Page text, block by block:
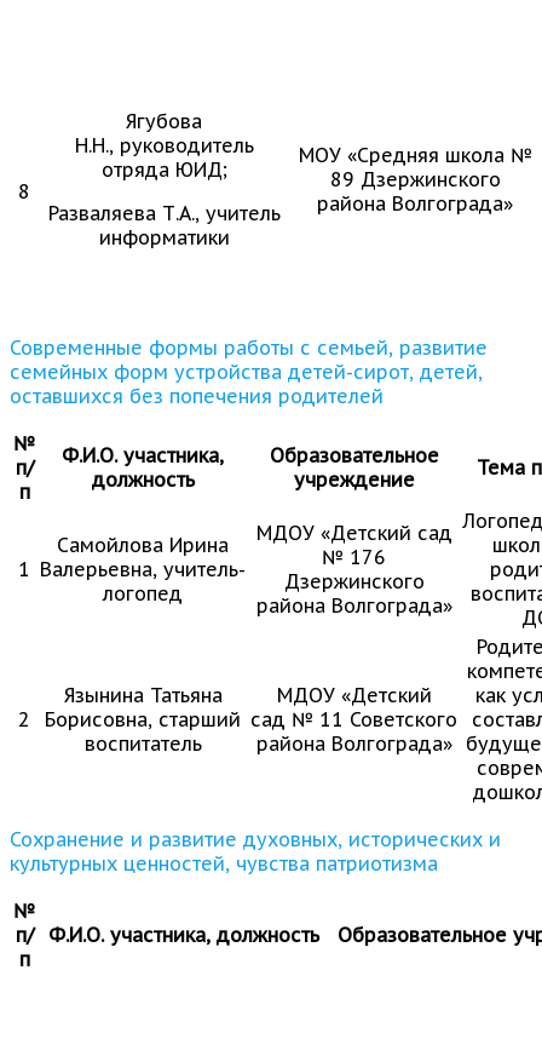
8
Ягубова
Н.Н., руководитель
отряда ЮИД;
Разваляева Т.А., учитель
информатики
МОУ «Средняя школа №
89 Дзержинского
района Волгограда»
Современные формы работы с семьей, развитие
семейных форм устройства детей-сирот, детей,
оставшихся без попечения родителей
№
п/
п
Ф.И.О. участника,
должность
Образовательное
учреждение
Тема
1
Самойлова Ирина
Валерьевна, учитель-
логопед
МДОУ «Детский сад
№ 176
Дзержинского
района Волгограда»
2
Язынина Татьяна
Борисовна, старший
воспитатель
МДОУ «Детский
сад № 11 Советского
района Волгограда»
как
Сохранение и развитие духовных, исторических и
культурных ценностей, чувства патриотизма
№
п/
п
Ф.И.О. участника, должность Образовательное